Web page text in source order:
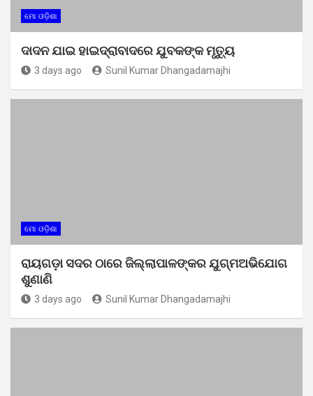
ମୋ ଓଡ଼ିଶା
ଦାଦନ ଯାଇ ହାଇଦ୍ରାବାଦରେ ଯୁବକଙ୍କ ମୃତ୍ୟୁ
3 days ago Sunil Kumar Dhangadamajhi
ମୋ ଓଡ଼ିଶା
ରାୟଗଡ଼ା ସଦର ଠାରେ ଜିଲ୍ଲାପାଳଙ୍କର ଯୁଗ୍ମଅଭିଯୋଗ
ଶୁଣାଣି
3 days ago Sunil Kumar Dhangadamajhi